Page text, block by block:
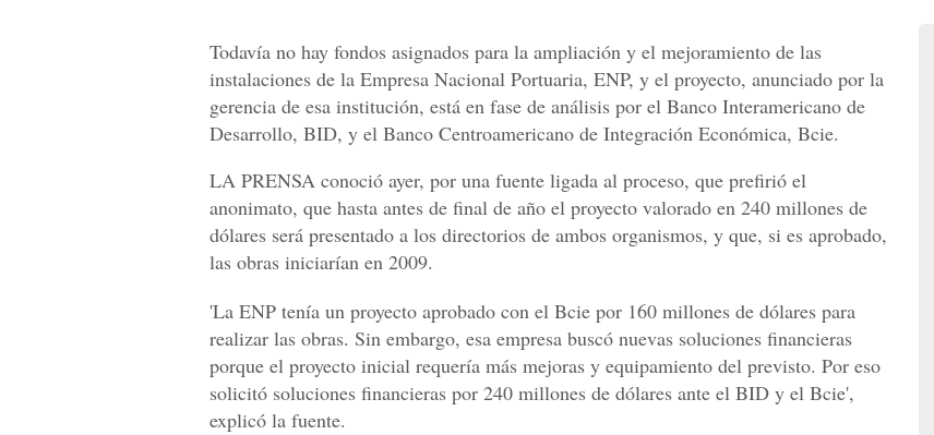
Todavía no hay fondos asignados para la ampliación y el mejoramiento de las
instalaciones de la Empresa Nacional Portuaria, ENP, y el proyecto, anunciado por la
gerencia de esa institución, está en fase de análisis por el Banco Interamericano de
Desarrollo, BID, y el Banco Centroamericano de Integración Económica, Bcie.
LA PRENSA conoció ayer, por una fuente ligada al proceso, que prefirió el
anonimato, que hasta antes de final de año el proyecto valorado en 240 millones de
dólares será presentado a los directorios de ambos organismos, y que, si es aprobado,
las obras iniciarían en 2009.
'La ENP tenía un proyecto aprobado con el Bcie por 160 millones de dólares para
realizar las obras. Sin embargo, esa empresa buscó nuevas soluciones financieras
porque el proyecto inicial requería más mejoras y equipamiento del previsto. Por eso
solicitó soluciones financieras por 240 millones de dólares ante el BID y el Bcie',
explicó la fuente.